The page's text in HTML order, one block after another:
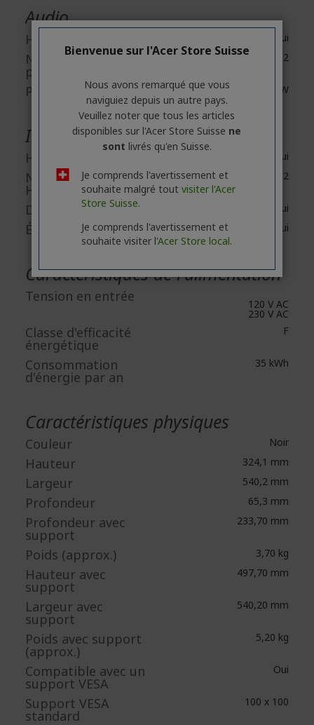
Audio
Haut-parleurs Oui
Nombre de haut-
parleurs
2
Puissance de sortie 2 W
Interfaces/Ports
HDMI Oui
Nombre de ports
HDMI
2
DisplayPort Oui
Écouteurs Oui
Caractéristiques de l'alimentation
Tension en entrée 120 V AC
230 V AC
Classe d'efficacité
énergétique
F
Consommation
d'énergie par an
35 kWh
Caractéristiques physiques
Couleur Noir
Hauteur 324,1 mm
Largeur 540,2 mm
Profondeur 65,3 mm
Profondeur avec
support
233,70 mm
Poids (approx.) 3,70 kg
Hauteur avec
support
497,70 mm
Largeur avec
support
540,20 mm
Poids avec support
(approx.)
5,20 kg
Compatible avec un
support VESA
Oui
Support VESA
standard
100 x 100
Bienvenue sur l'Acer Store Suisse
Nous avons remarqué que vous
naviguiez depuis un autre pays.
Veuillez noter que tous les articles
disponibles sur l'Acer Store Suisse ne
sont livrés qu'en Suisse.
Je comprends l'avertissement et
souhaite malgré tout visiter l'Acer
Store Suisse.
Je comprends l'avertissement et
souhaite visiter l'Acer Store local.